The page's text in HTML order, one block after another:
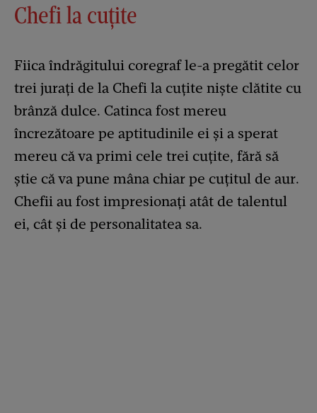
Chefi la cuțite
Fiica îndrăgitului coregraf le-a pregătit celor
trei jurați de la Chefi la cuțite niște clătite cu
brânză dulce. Catinca fost mereu
încrezătoare pe aptitudinile ei și a sperat
mereu că va primi cele trei cuțite, fără să
știe că va pune mâna chiar pe cuțitul de aur.
Chefii au fost impresionați atât de talentul
ei, cât și de personalitatea sa.